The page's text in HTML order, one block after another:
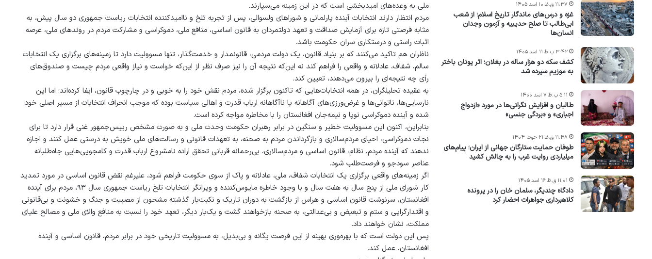
ملی به وعده‌های امیدبخشی است که در این زمینه می‌سپارند.
مردم انتظار دارند انتخابات آینده پارلمانی و شوراهای ولسوالی، پس از تجربه تلخ و ناامیدکننده انتخابات ریاست جمهوری دو سال پیش، به
مثابه فرصتی تازه برای آزمایش صداقت و تعهد دولتمردان به قانون اساسی، منافع ملی، دموکراسی و مشارکت مردم در روندهای ملی، عرصه
اثبات راستی و درستکاری سران حکومت باشد.
ناظران هم تاکید می‌کنند که بر بنیاد قانون، یک دولت مردمی، قانونمدار و خدمت‌گذار، تنها مسوولیت دارد تا زمینه‌های برگزاری یک انتخابات
سالم، شفاف، عادلانه و واقعی را فراهم کند نه این‌که نتیجه آن را نیز صرف نظر از این‌که خواست و نیاز واقعی مردم چیست و صندوق‌های
رأی چه نتیجه‌ای را بیرون می‌دهند، تعیین کند.
به عقیده تحلیلگران، در همه انتخابات‌هایی که تاکنون برگزار شده، مردم نقش خود را به خوبی و در چارچوب قانون، ایفا کرده‌اند؛ اما این
نارسایی‌ها، ناتوانی‌ها و غرض‌ورزی‌های آگاهانه یا ناآگاهانه ارباب قدرت و اهالی سیاست بوده که موجب انحراف انتخابات از مسیر اصلی خود
شده و آینده دموکراسی نوپا و نیمه‌جان افغانستان را با مخاطره مواجه کرده است.
بنابراین، اکنون این مسوولیت خطیر و سنگین در برابر رهبران حکومت وحدت ملی و به صورت مشخص رییس‌جمهور غنی قرار دارد تا برای
نجات دموکراسی، احیای مردم‌سالاری و بازگرداندن مردم به صحنه، به تعهدات قانونی و رسالت‌های ملی خویش به درستی عمل کنند و اجازه
ندهند که آینده مردم، نظام، قانون اساسی و مردم‌سالاری، بی‌رحمانه قربانی تحقق اراده نامشروع ارباب قدرت و کامجویی‌هایی جاه‌طلبانه
عناصر سودجو و فرصت‌طلب شود.
اگر زمینه‌های واقعی برگزاری یک انتخابات شفاف، ملی، عادلانه و پاک از سوی حکومت فراهم شود، علیرغم نقض قانون اساسی در مورد تمدید
کار شورای ملی از پنج سال به هفت سال و با وجود خاطره مایوس‌کننده و ویرانگر انتخابات تلخ ریاست جمهوری سال ۹۳، مردم برای آینده
افغانستان، سرنوشت قانون اساسی و هراس از بازگشت به دوران تاریک و نکبت‌بار گذشته مشحون از مصیبت و جنگ و خشونت و بی‌قانونی
و اقتدارگرایی و ستم و تبعیض و بی‌عدالتی، به صحنه بازخواهند گشت و یک‌بار دیگر، تعهد خود را نسبت به منافع والای ملی و مصالح علیای
مملکت، نشان خواهند داد.
پس این دولت است که با بهره‌وری بهینه از این فرصت یگانه و بی‌بدیل، به مسوولیت تاریخی خود در برابر مردم، قانون اساسی و آینده
افغانستان، عمل کند.
غزه و درس‌های ماندگار تاریخ اسلام؛ از شعب
ابی‌طالب تا صلح حدیبیه و آزمون وجدان
انسان‌ها
۱۱:۳۷ ق.ظ ۱۰ اسد ۱۴۰۵
کشف سکه دو هزار ساله در بغلان؛ اثر یونان باختر
به موزیم سپرده شد
۳:۴۲ ب.ظ ۱۱ اسد ۱۴۰۵
طالبان و افزایش نگرانی‌ها در مورد «ازدواج
اجباری» و «بردگی جنسی»
۵:۱۱ ب.ظ ۷ اسد ۱۴۰۰
طوفان حمایت ستارگان جهانی از ایران؛ پیام‌های
میلیاردی روایت غرب را به چالش کشید
۱۱:۴۸ ق.ظ ۲۱ حوت ۱۴۰۴
دادگاه چندیگر، سلمان خان را در پرونده
کلاهبرداری جواهرات احضار کرد
۱۱:۰۱ ق.ظ ۱۶ اسد ۱۴۰۵